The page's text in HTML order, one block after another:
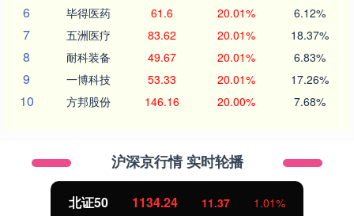
6 毕得医药 61.6 20.01% 6.12%
7 五洲医疗 83.62 20.01% 18.37%
8 耐科装备 49.67 20.01% 6.83%
9 一博科技 53.33 20.01% 17.26%
10 方邦股份 146.16 20.00% 7.68%
沪深京行情 实时轮播
北证50 1134.24 11.37 1.01%